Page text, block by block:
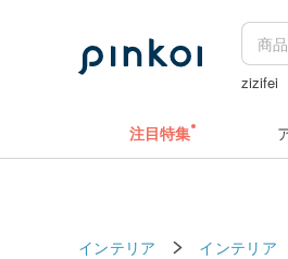
zizifei
注目特集
インテリア インテリア